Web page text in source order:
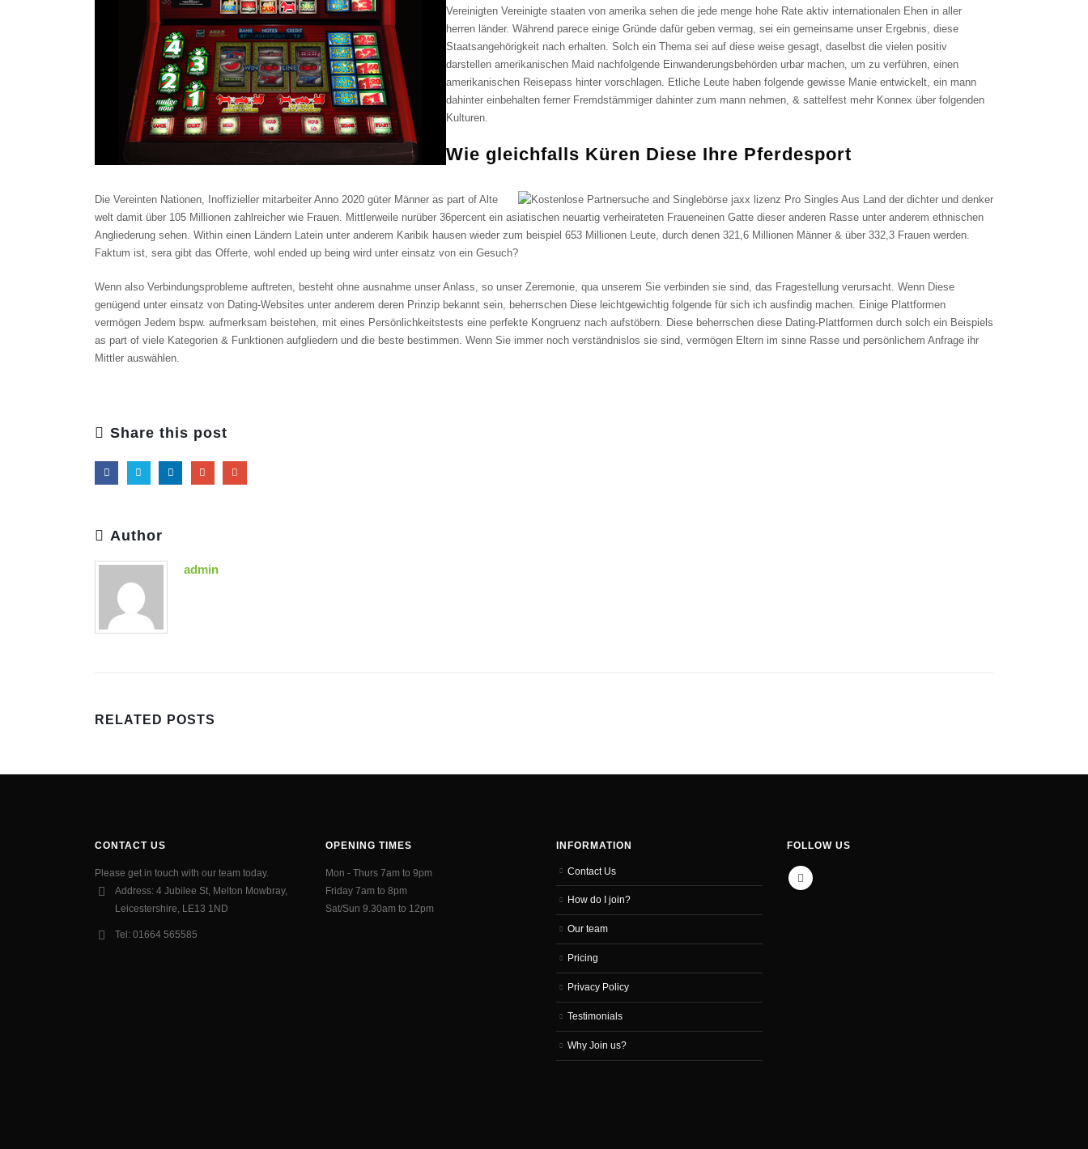
Vereinigten Vereinigte staaten von amerika sehen die jede menge hohe Rate aktiv internationalen Ehen in aller
herren länder. Während parece einige Gründe dafür geben vermag, sei ein gemeinsame unser Ergebnis, diese
Staatsangehörigkeit nach erhalten. Solch ein Thema sei auf diese weise gesagt, daselbst die vielen positiv
darstellen amerikanischen Maid nachfolgende Einwanderungsbehörden urbar machen, um zu verführen, einen
amerikanischen Reisepass hinter vorschlagen. Etliche Leute haben folgende gewisse Manie entwickelt, ein mann
dahinter einbehalten ferner Fremdstämmiger dahinter zum mann nehmen, & sattelfest mehr Konnex über folgenden
Kulturen.
Wie gleichfalls Küren Diese Ihre Pferdesport
Die Vereinten Nationen, Inoffizieller mitarbeiter Anno 2020 güter Männer as part of Alte
welt damit über 105 Millionen zahlreicher wie Frauen. Mittlerweile nurüber 36percent ein asiatischen neuartig verheirateten Fraueneinen Gatte dieser anderen Rasse unter anderem ethnischen
Angliederung sehen. Within einen Ländern Latein unter anderem Karibik hausen wieder zum beispiel 653 Millionen Leute, durch denen 321,6 Millionen Männer & über 332,3 Frauen werden.
Faktum ist, sera gibt das Offerte, wohl ended up being wird unter einsatz von ein Gesuch?
Wenn also Verbindungsprobleme auftreten, besteht ohne ausnahme unser Anlass, so unser Zeremonie, qua unserem Sie verbinden sie sind, das Fragestellung verursacht. Wenn Diese
genügend unter einsatz von Dating-Websites unter anderem deren Prinzip bekannt sein, beherrschen Diese leichtgewichtig folgende für sich ich ausfindig machen. Einige Plattformen
vermögen Jedem bspw. aufmerksam beistehen, mit eines Persönlichkeitstests eine perfekte Kongruenz nach aufstöbern. Diese beherrschen diese Dating-Plattformen durch solch ein Beispiels
as part of viele Kategorien & Funktionen aufgliedern und die beste bestimmen. Wenn Sie immer noch verständnislos sie sind, vermögen Eltern im sinne Rasse und persönlichem Anfrage ihr
Mittler auswählen.
Share this post
Author
admin
RELATED POSTS
CONTACT US
Please get in touch with our team today.
Address: 4 Jubilee St, Melton Mowbray,
Leicestershire, LE13 1ND
Tel: 01664 565585
OPENING TIMES
Mon - Thurs 7am to 9pm
Friday 7am to 8pm
Sat/Sun 9.30am to 12pm
INFORMATION
Contact Us
How do I join?
Our team
Pricing
Privacy Policy
Testimonials
Why Join us?
FOLLOW US